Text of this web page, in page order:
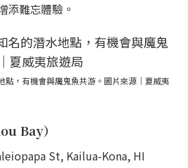
添難忘體驗。
點，有機會與魔鬼魚共游。圖片來源｜夏威夷
Bay）
St, Kailua-Kona, HI